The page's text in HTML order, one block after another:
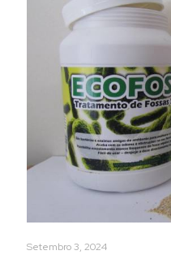
Setembro 3, 2024